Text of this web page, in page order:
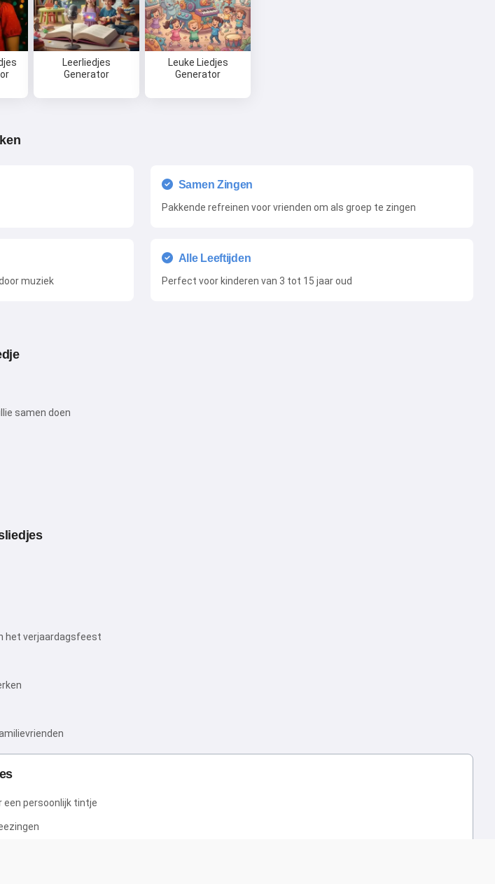
Leerliedjes
Generator
Leuke Liedjes
Generator
Samen Zingen
Pakkende refreinen voor vrienden om als groep te zingen
muziek
Alle Leeftijden
Perfect voor kinderen van 3 tot 15 jaar oud
samen doen
het verjaardagsfeest
een persoonlijk tintje